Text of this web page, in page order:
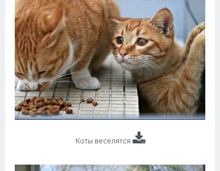
Коты веселятся